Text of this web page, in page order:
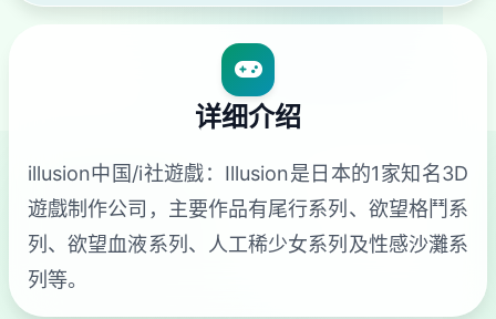
详细介绍
illusion中国/i社遊戲：Illusion是日本的1家知名3D
遊戲制作公司，主要作品有尾行系列、欲望格鬥系
列、欲望血液系列、人工稀少女系列及性感沙灘系
列等。